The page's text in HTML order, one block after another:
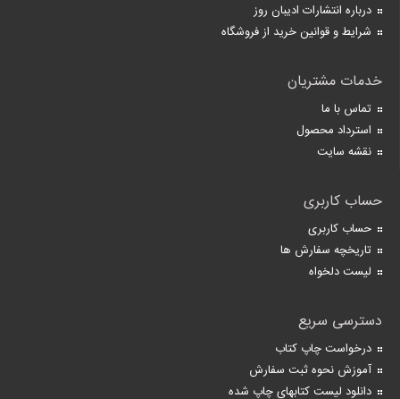
درباره انتشارات ادیبان روز
شرایط و قوانین خرید از فروشگاه
خدمات مشتریان
تماس با ما
استرداد محصول
نقشه سایت
حساب کاربری
حساب کاربری
تاریخچه سفارش ها
لیست دلخواه
دسترسی سریع
درخواست چاپ کتاب
آموزش نحوه ثبت سفارش
دانلود لیست کتابهای چاپ شده